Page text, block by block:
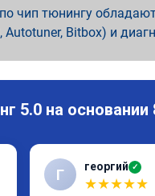
чип тюнингу
Autotuner, Bitbox) и
5.0 на основании
Г георгий ✓
★★★★★